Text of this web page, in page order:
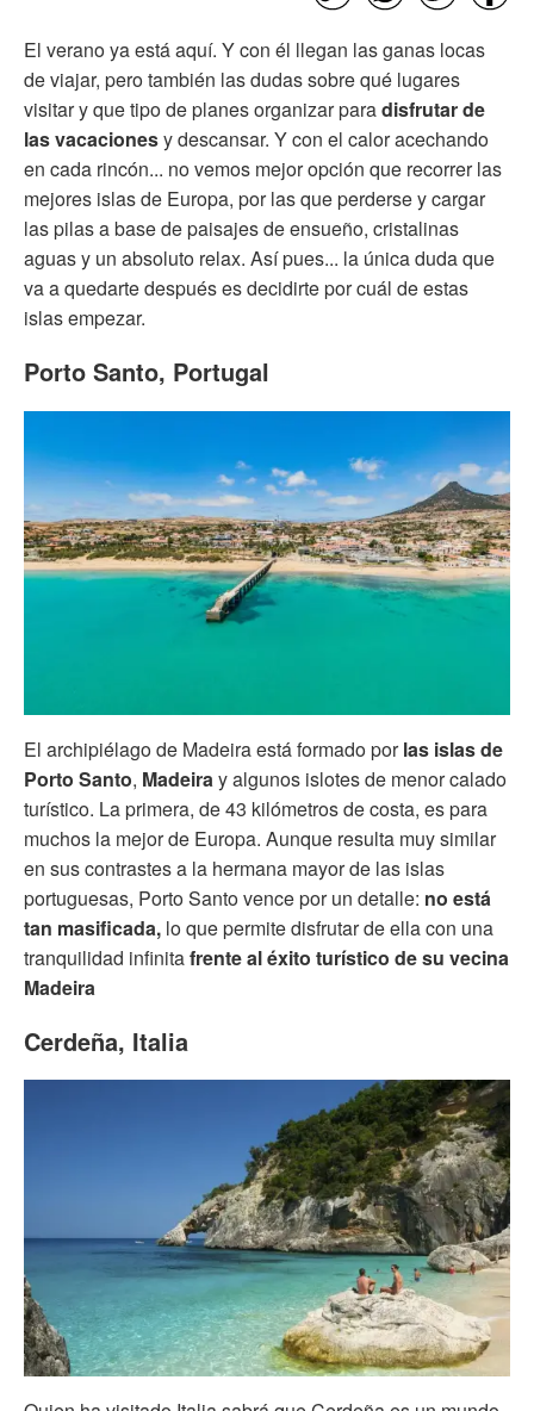
El verano ya está aquí. Y con él llegan las ganas locas
de viajar, pero también las dudas sobre qué lugares
visitar y que tipo de planes organizar paradisfrutar de
las vacacionesy descansar. Y con el calor acechando
en cada rincón... no vemos mejor opción que recorrer las
mejores islas de Europa, por las que perderse y cargar
las pilas a base de paisajes de ensueño, cristalinas
aguas y un absoluto relax. Así pues... la única duda que
va a quedarte después es decidirte por cuál de estas
islas empezar.
Porto Santo, Portugal
El archipiélago de Madeira está formado porlas islas de
Porto Santo, Madeiray algunos islotes de menor calado
turístico. La primera, de 43 kilómetros de costa, es para
muchos la mejor de Europa. Aunque resulta muy similar
en sus contrastes a la hermana mayor de las islas
portuguesas, Porto Santo vence por un detalle: no está
tan masificada, lo que permite disfrutar de ella con una
tranquilidad infinitafrente al éxito turístico de su vecina
Madeira
Cerdeña, Italia